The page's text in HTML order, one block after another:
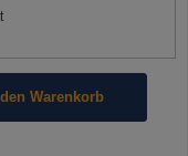
die Schaltflächen um die
den Warenkorb